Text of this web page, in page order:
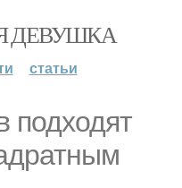
ДЕВУШКА
статьи
подходят